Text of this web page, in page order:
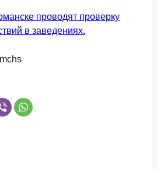
проводят проверку
в заведениях.